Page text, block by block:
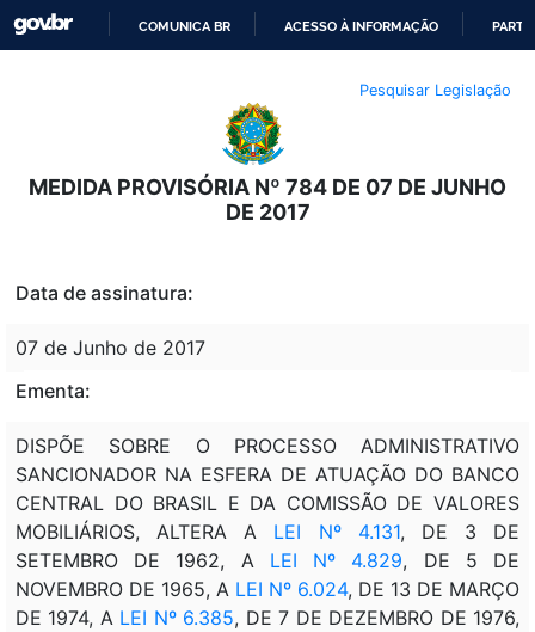
O
CONTEÚDO
COMUNICA BR ACESSO À INFORMAÇÃO
Pesquisar Legislação
MEDIDA PROVISÓRIA Nº 784 DE 07 DE JUNHO
DE 2017
Data de assinatura:
07 de Junho de 2017
Ementa:
DISPÕE SOBRE O PROCESSO ADMINISTRATIVO
SANCIONADOR NA ESFERA DE ATUAÇÃO DO BANCO
CENTRAL DO BRASIL E DA COMISSÃO DE VALORES
MOBILIÁRIOS, ALTERA A LEI Nº 4.131, DE 3 DE
SETEMBRO DE 1962, A LEI Nº 4.829, DE 5 DE
NOVEMBRO DE 1965, A LEI Nº 6.024, DE 13 DE MARÇO
DE 1974, A LEI Nº 6.385, DE 7 DE DEZEMBRO DE 1976,